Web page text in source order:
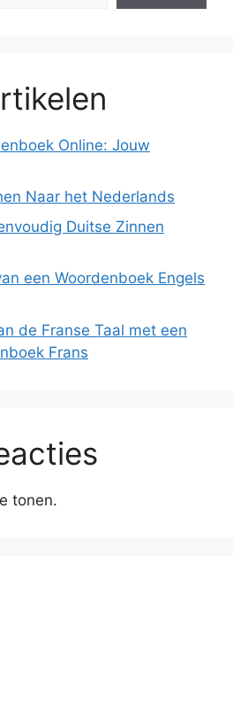
Online: Jouw
Naar het Nederlands
Duitse Zinnen
een Woordenboek Engels
de Franse Taal met een
Frans
tonen.